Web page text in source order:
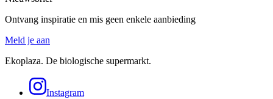
Ontvang inspiratie en mis geen enkele aanbieding
Meld je aan
Ekoplaza. De biologische supermarkt.
Instagram